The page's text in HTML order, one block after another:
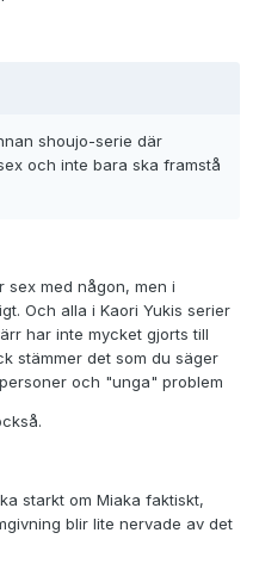
shoujo-serie där
och inte bara ska framstå
sex med någon, men i
Och alla i Kaori Yukis serier
har inte mycket gjorts till
stämmer det som du säger
och "unga" problem
starkt om Miaka faktiskt,
blir lite nervade av det